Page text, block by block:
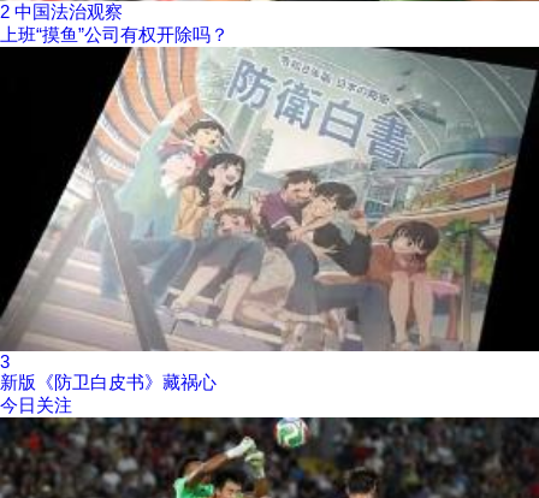
2 中国法治观察
上班“摸鱼”公司有权开除吗？
3
新版《防卫白皮书》藏祸心
今日关注